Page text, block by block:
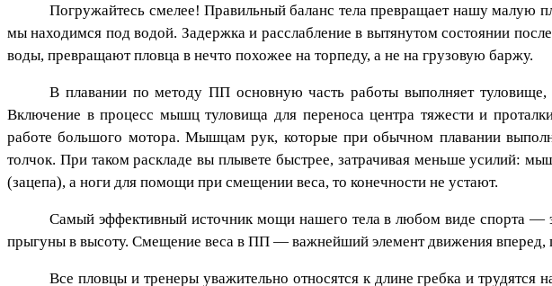
Погружайтесь смелее! Правильный баланс тела превращает нашу малую
мы находимся под водой. Задержка и расслабление в вытянутом состоянии
воды, превращают пловца в нечто похожее на торпеду, а не на грузовую баржу.
В плавании по методу ПП основную часть работы выполняет
Включение в процесс мышц туловища для переноса центра тяжести и
работе большого мотора. Мышцам рук, которые при обычном плавании
толчок. При таком раскладе вы плывете быстрее, затрачивая меньше усилий:
(зацепа), а ноги для помощи при смещении веса, то конечности не устают.
Самый эффективный источник мощи нашего тела в любом виде спорта —
прыгуны в высоту. Смещение веса в ПП — важнейший элемент движения вперед,
Все пловцы и тренеры уважительно относятся к длине гребка и